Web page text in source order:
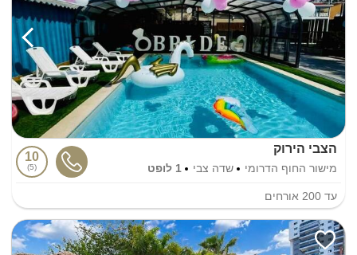
הצבי הירוק
מישור החוף הדרומי שדה צבי 1 לופט
10
5
עד 200 אורחים